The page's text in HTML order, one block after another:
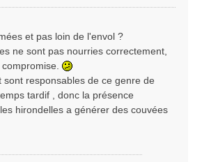
et pas loin de l'envol ?
ne sont pas nourries correctement,
sont responsables de ce genre de
tardif , donc la présence
hirondelles a générer des couvées